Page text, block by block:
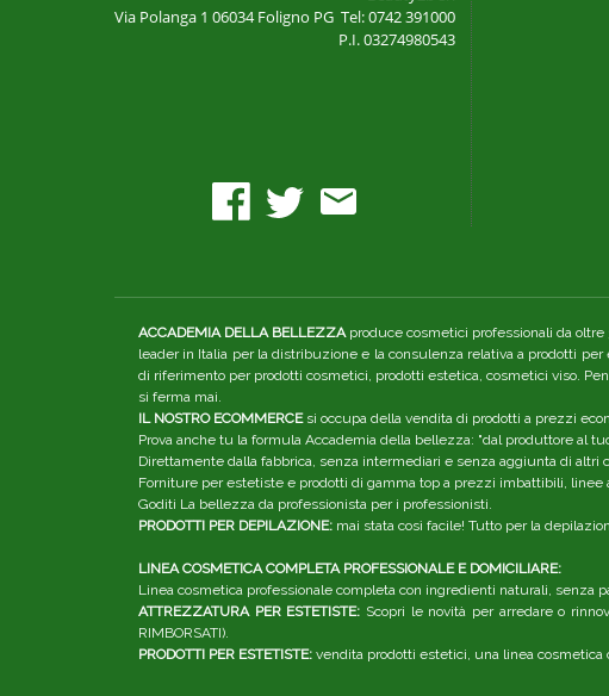
Via Polanga 1 06034 Foligno PG Tel: 0742 391000
P.I. 03274980543
ACCADEMIA DELLA BELLEZZAproduce cosmetici professionali da oltre
leader in Italia per la distribuzione e la consulenza relativa a prodotti
di riferimento per prodotti cosmetici, prodotti estetica, cosmetici viso.
si ferma mai.
IL NOSTRO ECOMMERCEsi occupa della vendita di prodotti a prezzi
Prova anche tu la formula Accademia della bellezza: "dal produttore al
Direttamente dalla fabbrica, senza intermediari e senza aggiunta di altri
Forniture per estetiste e prodotti di gamma top a prezzi imbattibili,
Goditi La bellezza da professionista per i professionisti.
PRODOTTI PER DEPILAZIONE: mai stata così facile! Tutto per la
LINEA COSMETICA COMPLETA PROFESSIONALE E DOMICILIARE:
Linea cosmetica professionale completa con ingredienti naturali,
ATTREZZATURA PER ESTETISTE: Scopri le novità per arredare o
RIMBORSATI).
PRODOTTI PER ESTETISTE: vendita prodotti estetici, una linea